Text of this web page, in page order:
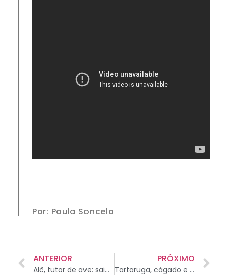
Por: Paula Soncela
ANTERIOR
Alô, tutor de ave: saiba o que é a ornitose
PRÓXIMO
Tartaruga, cágado e jabuti: dica de alimentação adequada